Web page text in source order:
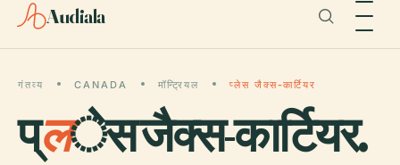
Audiala
गंतव्य CANADA मॉन्ट्रियल प्लेस जैक्स-कार्टियर
प्लेस जैक्स-कार्टियर.